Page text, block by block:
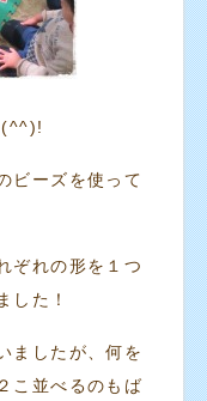
ビーズを使って
ぞれの形を１つ
した！
ましたが、何を
こ並べるのもば